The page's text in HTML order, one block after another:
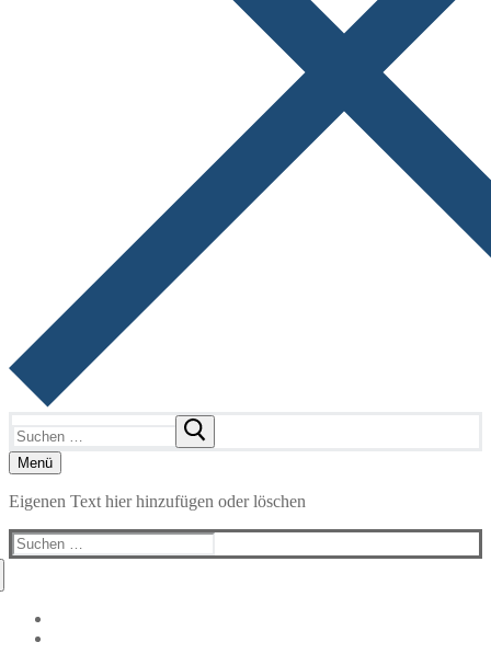
nach:
Menü
Eigenen Text hier hinzufügen oder löschen
Suchen
nach: